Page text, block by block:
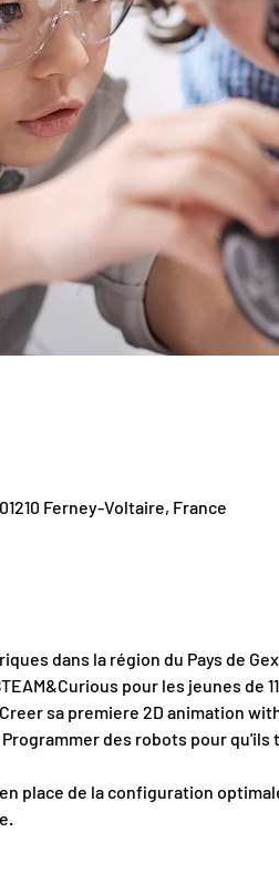
Ferney-Voltaire, France
dans la région du Pays de
pour les jeunes de 11
sa premiere 2D animation
Programmer des robots pour
place de la configuration